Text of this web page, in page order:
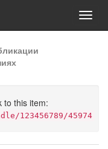
to this item:
123456789/45974